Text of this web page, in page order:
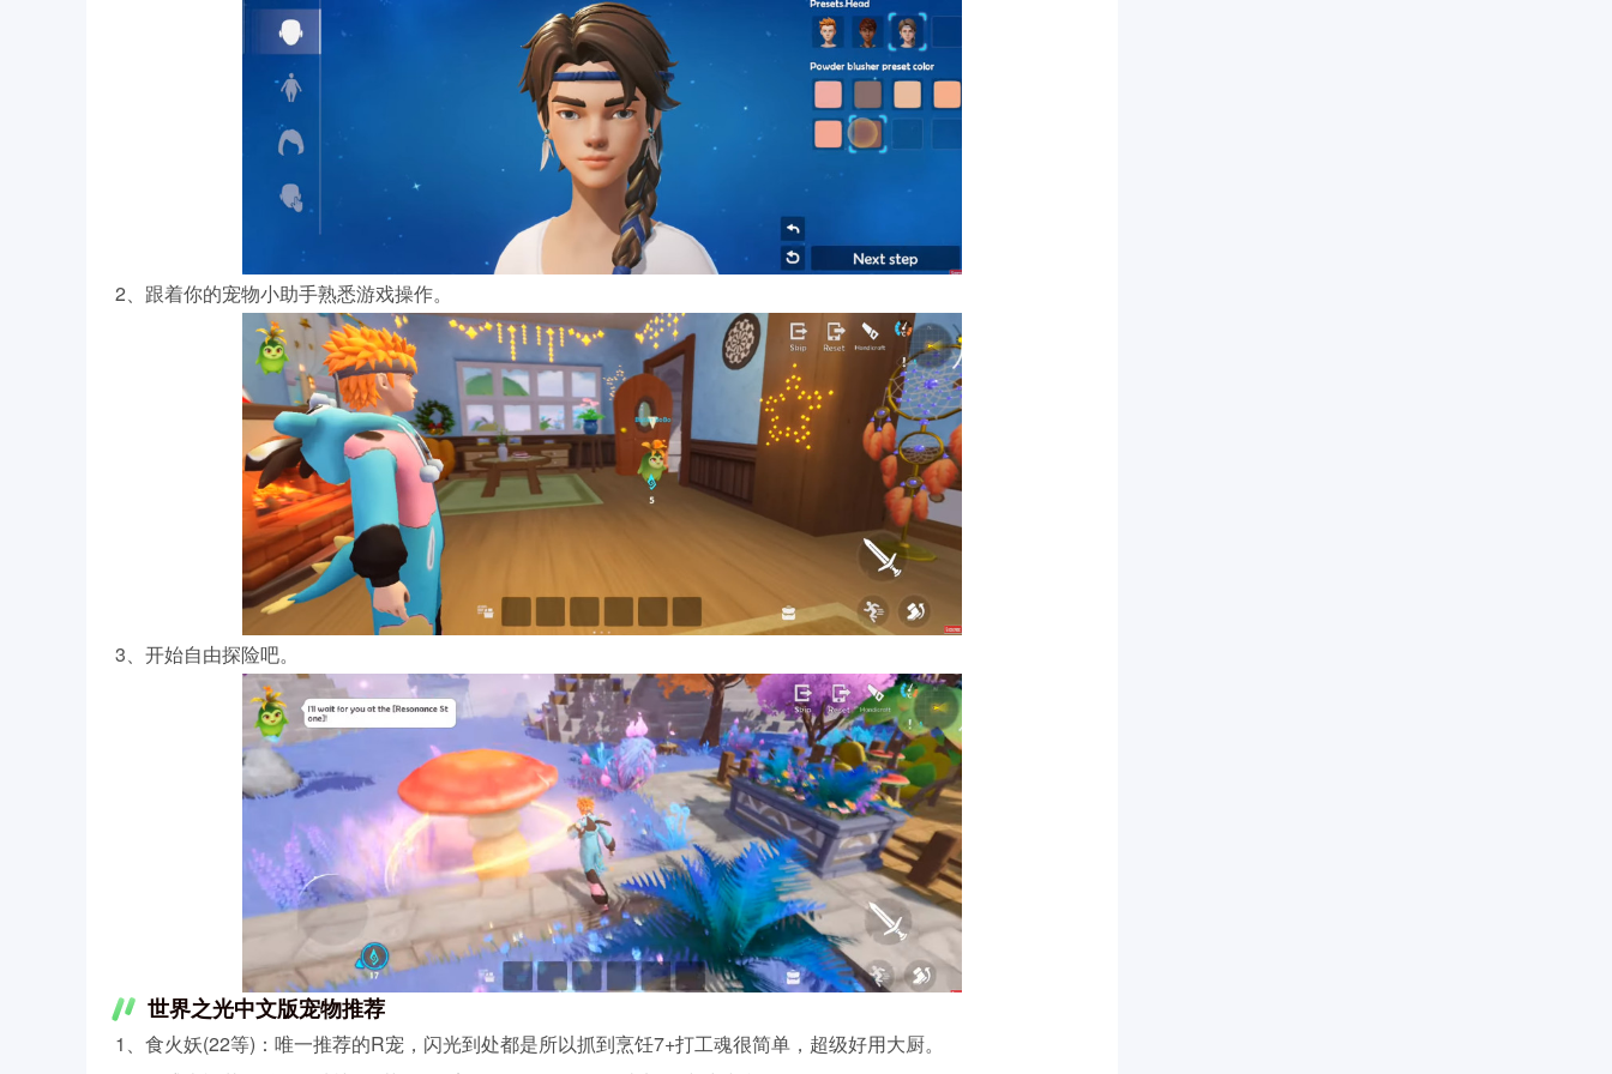
2、跟着你的宠物小助手熟悉游戏操作。
3、开始自由探险吧。
世界之光中文版宠物推荐
1、食火妖(22等)：唯一推荐的R宠，闪光到处都是所以抓到烹饪7+打工魂很简单，超级好用大厨。